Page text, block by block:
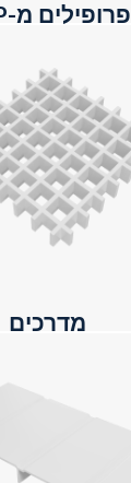
פרופילים מ-GRP
מדרכים